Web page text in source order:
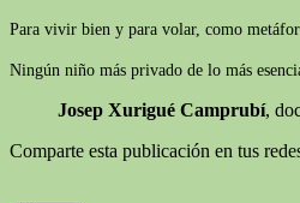
Para vivir bien y para volar, como
Ningún niño más privado de lo más
Josep Xurigué Camprubí,
Comparte esta publicación en tus